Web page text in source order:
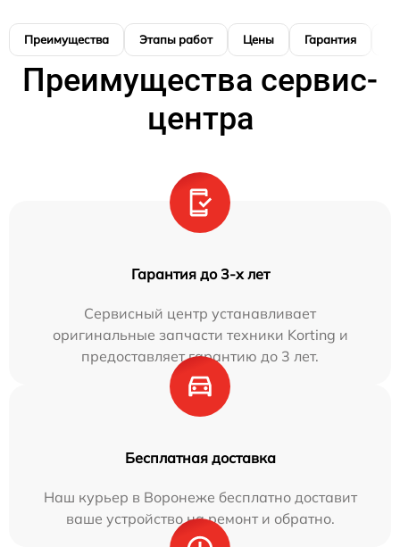
Преимущества Этапы работ Цены Гарантия
Преимущества сервис-
центра
Гарантия до 3-х лет
Сервисный центр устанавливает
оригинальные запчасти техники Korting и
предоставляет гарантию до 3 лет.
Бесплатная доставка
Наш курьер в Воронеже бесплатно доставит
ваше устройство на ремонт и обратно.